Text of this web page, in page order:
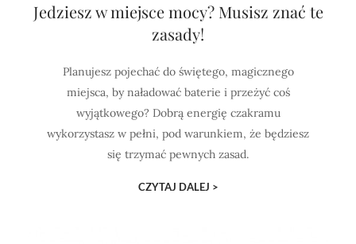
Jedziesz w miejsce mocy? Musisz znać te
zasady!
Planujesz pojechać do świętego, magicznego
miejsca, by naładować baterie i przeżyć coś
wyjątkowego? Dobrą energię czakramu
wykorzystasz w pełni, pod warunkiem, że będziesz
się trzymać pewnych zasad.
CZYTAJ DALEJ >